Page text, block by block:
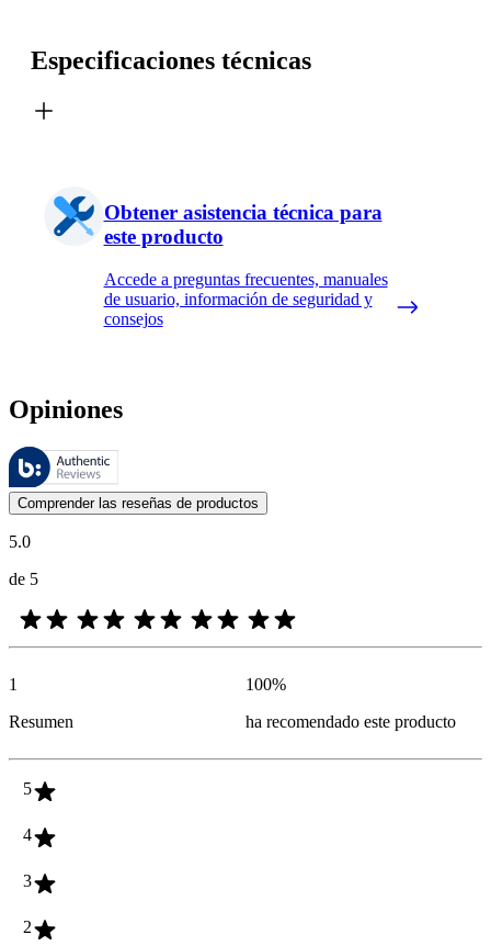
Especificaciones técnicas
Obtener asistencia técnica para
este producto
Accede a preguntas frecuentes, manuales
de usuario, información de seguridad y
consejos
Opiniones
Estas reseñas las gestiona Bazaarvoice y cumplen con la política de
Las opiniones de los clientes en forma de reseñas de productos y
Comprender las reseñas de productos
5.0
de 5
1
Resumen
100%
ha recomendado este producto
5
4
3
2